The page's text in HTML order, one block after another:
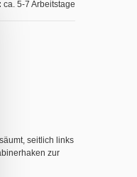
ca. 5-7 Arbeitstage
seitlich links
zur